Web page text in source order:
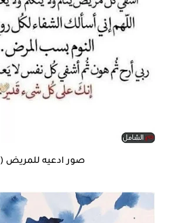
صور ادعيه للمريض (4)